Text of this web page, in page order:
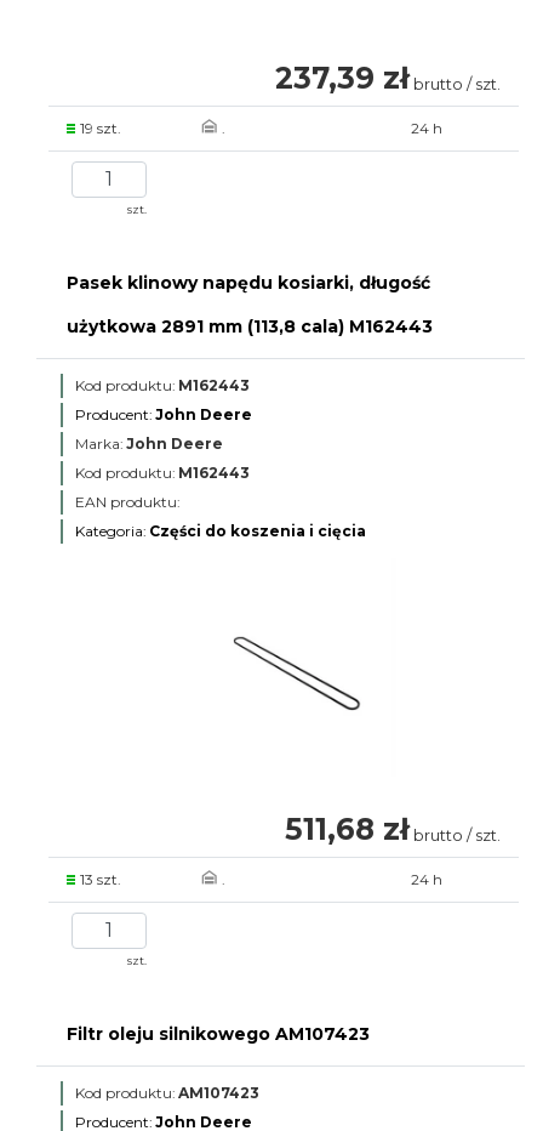
237,39 zł brutto / szt.
19 szt. . 24 h
szt.
Pasek klinowy napędu kosiarki, długość
użytkowa 2891 mm (113,8 cala) M162443
Kod produktu: M162443
Producent: John Deere
Marka: John Deere
Kod produktu: M162443
EAN produktu:
Kategoria: Części do koszenia i cięcia
511,68 zł brutto / szt.
13 szt. . 24 h
szt.
Filtr oleju silnikowego AM107423
Kod produktu: AM107423
Producent: John Deere